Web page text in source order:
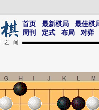
首页 最新棋局
最佳棋
周刊
定式 布局 对弈